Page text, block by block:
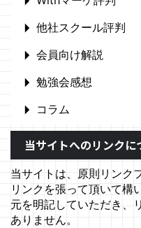
他社スクール評判
会員向け解説
勉強会感想
コラム
当サイトへのリンクに
当サイトは、原則リンク
リンクを張って頂いて構
元を明記していただき、
ありません。